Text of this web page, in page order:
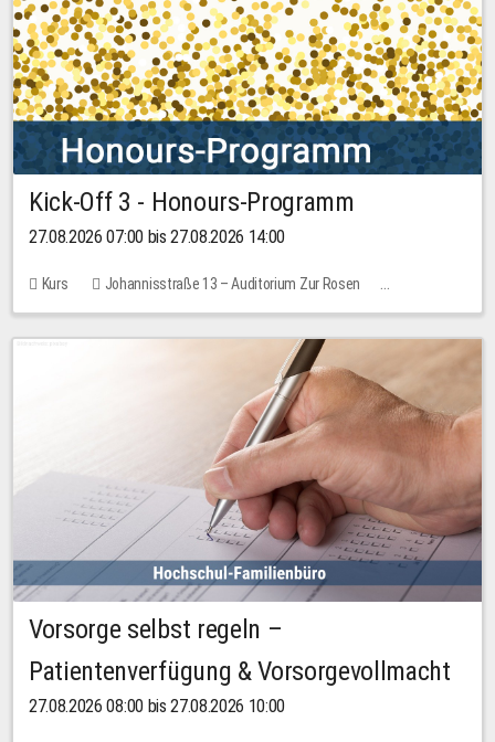
Kick-Off 3 - Honours-Programm
27.08.2026 07:00 bis 27.08.2026 14:00
Kurs
Johannisstraße 13 – Auditorium Zur Rosen
11 Plätze
Vorsorge selbst regeln –
Patientenverfügung & Vorsorgevollmacht
27.08.2026 08:00 bis 27.08.2026 10:00